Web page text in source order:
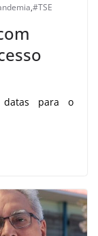
,#TSE
datas para o